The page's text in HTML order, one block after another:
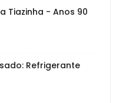
Tiazinha - Anos 90
Refrigerante